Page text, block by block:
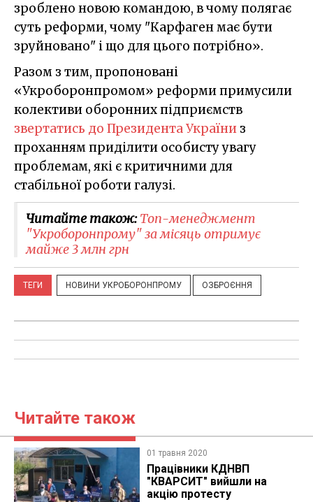
зроблено новою командою, в чому полягає
суть реформи, чому "Карфаген має бути
зруйновано" і що для цього потрібно».
Разом з тим, пропоновані
«Укроборонпромом» реформи примусили
колективи оборонних підприємств
звертатись до Президента України з
проханням приділити особисту увагу
проблемам, які є критичними для
стабільної роботи галузі.
Читайте також:​Топ-менеджмент
"Укроборонпрому" за місяць отримує
майже 3 млн грн
ТЕГИ НОВИНИ УКРОБОРОНПРОМУ ОЗБРОЄННЯ
Читайте також
01 травня 2020
​Працівники КДНВП
"КВАРСИТ" вийшли на
акцію протесту